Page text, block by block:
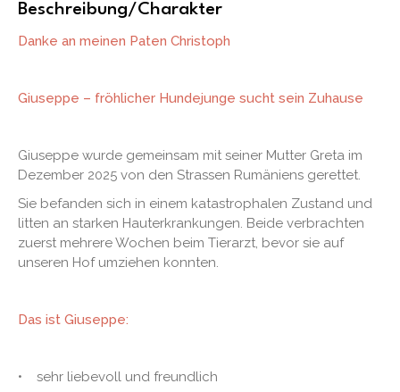
Beschreibung/Charakter
Danke an meinen Paten Christoph
Giuseppe – fröhlicher Hundejunge sucht sein Zuhause
Giuseppe wurde gemeinsam mit seiner Mutter Greta im
Dezember 2025 von den Strassen Rumäniens gerettet.
Sie befanden sich in einem katastrophalen Zustand und
litten an starken Hauterkrankungen. Beide verbrachten
zuerst mehrere Wochen beim Tierarzt, bevor sie auf
unseren Hof umziehen konnten.
Das ist Giuseppe:
• sehr liebevoll und freundlich